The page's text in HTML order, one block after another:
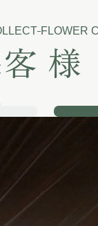
FLOWER
様